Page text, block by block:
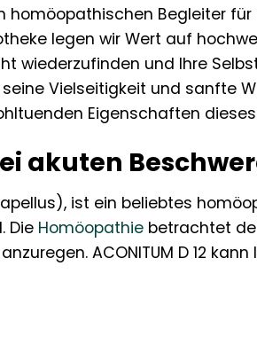
homöopathischen Begleiter
legen wir Wert auf
wiederzufinden und Ihre
Vielseitigkeit und sanfte
Eigenschaften
akuten
ist ein beliebtes
Die Homöopathie betrachtet
ACONITUM D 12